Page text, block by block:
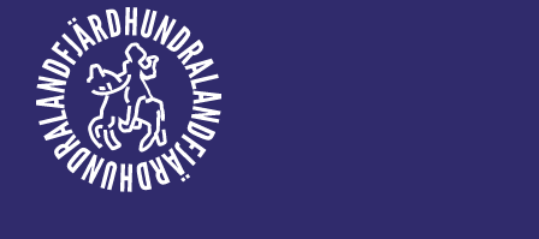
Voettekst